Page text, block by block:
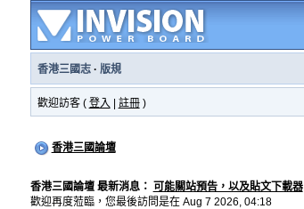
香港三國志· 版規
歡迎訪客 ( 登入 註冊)
香港三國論壇
香港三國論壇 最新消息： 可能關站預告，以及貼文下載器
歡迎再度蒞臨，您最後訪問是在 Aug 7 2026, 04:18